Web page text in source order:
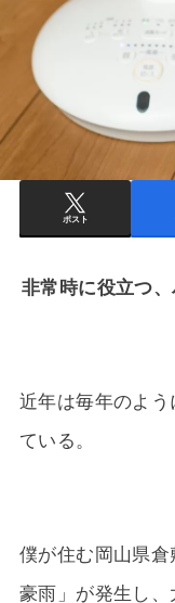
ポスト
非常時に役立つ
近年は毎年のよ
ている。
僕が住む岡山県倉
豪雨」が発生し